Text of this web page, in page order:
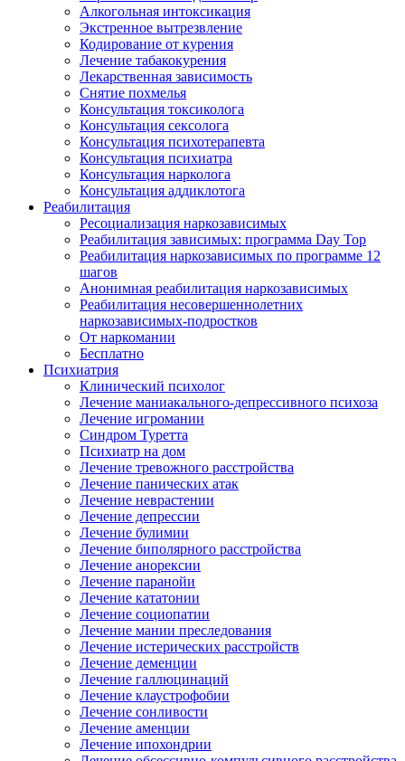
Алкогольная интоксикация
Экстренное вытрезвление
Кодирование от курения
Лечение табакокурения
Лекарственная зависимость
Снятие похмелья
Консультация токсиколога
Консультация сексолога
Консультация психотерапевта
Консультация психиатра
Консультация нарколога
Консультация аддиклотога
Реабилитация
Ресоциализация наркозависимых
Реабилитация зависимых: программа Day Top
Реабилитация наркозависимых по программе 12
шагов
Анонимная реабилитация наркозависимых
Реабилитация несовершеннолетних
наркозависимых-подростков
От наркомании
Бесплатно
Психиатрия
Клинический психолог
Лечение маниакального-депрессивного психоза
Лечение игромании
Синдром Туретта
Психиатр на дом
Лечение тревожного расстройства
Лечение панических атак
Лечение неврастении
Лечение депрессии
Лечение булимии
Лечение биполярного расстройства
Лечение анорексии
Лечение паранойи
Лечение кататонии
Лечение социопатии
Лечение мании преследования
Лечение истерических расстройств
Лечение деменции
Лечение галлюцинаций
Лечение клаустрофобии
Лечение сонливости
Лечение аменции
Лечение ипохондрии